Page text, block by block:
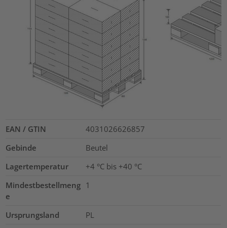
EAN / GTIN
4031026626857
Gebinde
Beutel
Lagertemperatur
+4 °C bis +40 °C
Mindestbestellmeng
e
1
Ursprungsland
PL